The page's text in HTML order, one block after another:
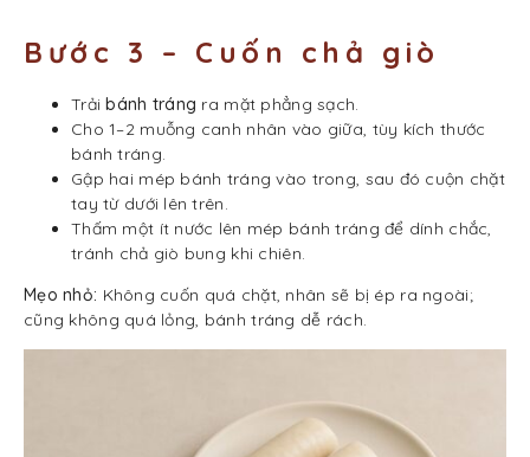
Bước 3 – Cuốn chả giò
Trảibánh tráng ra mặt phẳng sạch.
Cho 1–2 muỗng canh nhân vào giữa, tùy kích thước
bánh tráng.
Gập hai mép bánh tráng vào trong, sau đó cuộn chặt
tay từ dưới lên trên.
Thấm một ít nước lên mép bánh tráng để dính chắc,
tránh chả giò bung khi chiên.
Mẹo nhỏ: Không cuốn quá chặt, nhân sẽ bị ép ra ngoài;
cũng không quá lỏng, bánh tráng dễ rách.